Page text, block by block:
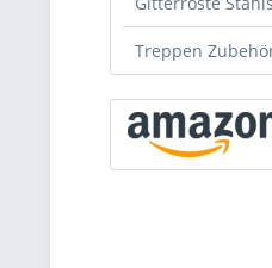
Treppen